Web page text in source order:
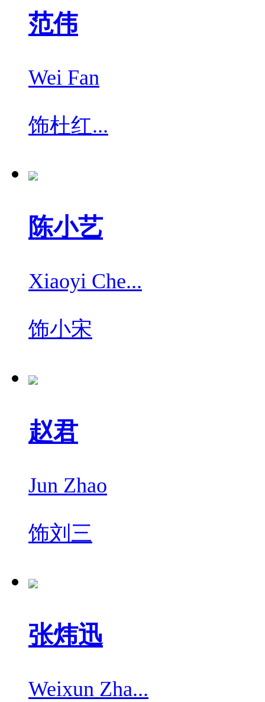
范伟
Wei Fan
饰杜红...
陈小艺
Xiaoyi Che...
饰小宋
赵君
Jun Zhao
饰刘三
张炜迅
Weixun Zha...